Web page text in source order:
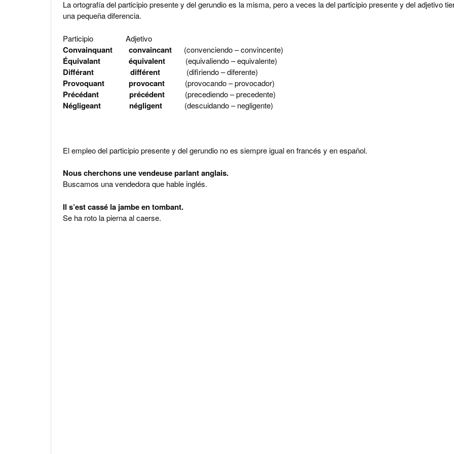
La ortografía del participio presente y del gerundio es la misma, pero a veces la del participio presente y del adjetivo
una pequeña diferencia.
Participio Adjetivo
Convainquant convaincant (convenciendo – convincente)
Équivalant équivalent (equivaliendo – equivalente)
Différant différent (difiriendo – diferente)
Provoquant provocant (provocando – provocador)
Précédant précédent (precediendo – precedente)
Négligeant négligent (descuidando – negligente)
El empleo del participio presente y del gerundio no es siempre igual en francés y en español.
Nous cherchons une vendeuse parlant anglais.
Buscamos una vendedora que hable inglés.
Il s’est cassé la jambe en tombant.
Se ha roto la pierna al caerse.